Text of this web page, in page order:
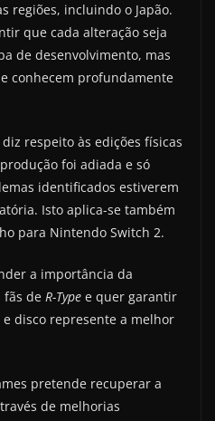
regiões, incluindo o Japão.
que cada alteração seja
de desenvolvimento, mas
conhecem profundamente
respeito às edições físicas
foi adiada e só
identificados estiverem
Isto aplica-se também
para Nintendo Switch 2.
a importância da
fãs de R-Type e quer garantir
disco represente a melhor
pretende recuperar a
de melhorias